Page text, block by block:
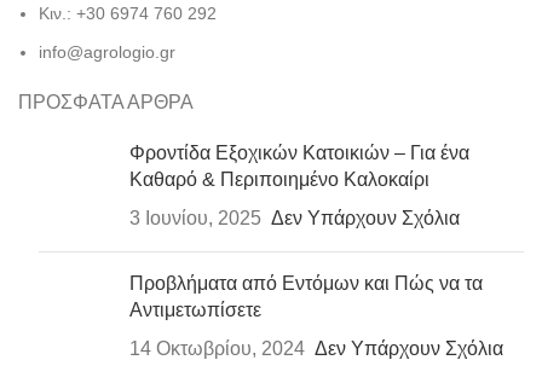
Κιν.: +30 6974 760 292
info@agrologio.gr
ΠΡΟΣΦΑΤΑ ΑΡΘΡΑ
Φροντίδα Εξοχικών Κατοικιών – Για ένα
Καθαρό & Περιποιημένο Καλοκαίρι
3 Ιουνίου, 2025 Δεν Υπάρχουν Σχόλια
Προβλήματα από Εντόμων και Πώς να τα
Αντιμετωπίσετε
14 Οκτωβρίου, 2024 Δεν Υπάρχουν Σχόλια